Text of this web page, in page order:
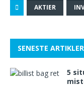
AKTIER
SENESTE ARTIKLER
5